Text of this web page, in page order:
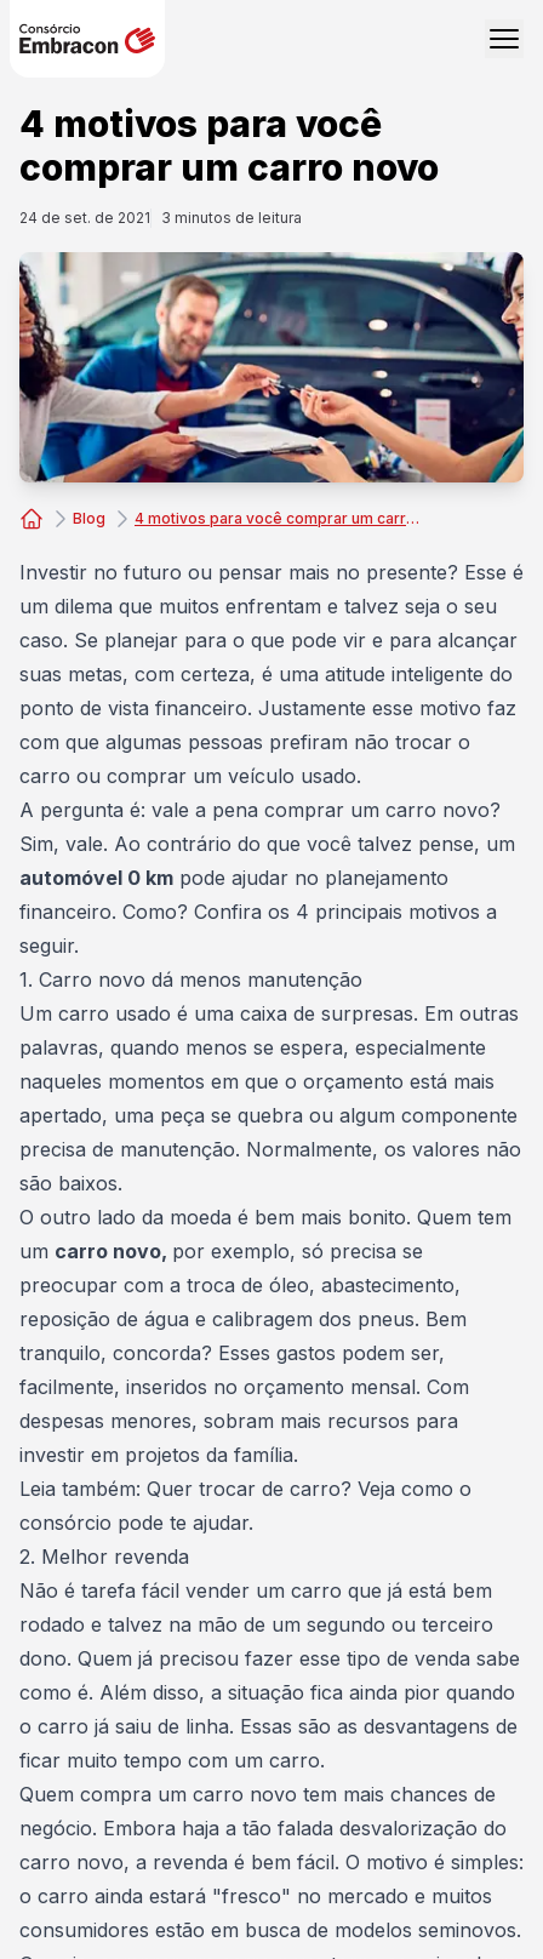
4 motivos para você
comprar um carro novo
24 de set. de 2021 3 minutos de leitura
Blog 4 motivos para você comprar um carro novo
Investir no futuro ou pensar mais no presente? Esse é
um dilema que muitos enfrentam e talvez seja o seu
caso. Se planejar para o que pode vir e para alcançar
suas metas, com certeza, é uma atitude inteligente do
ponto de vista financeiro. Justamente esse motivo faz
com que algumas pessoas prefiram não trocar o
carro ou comprar um veículo usado.
A pergunta é: vale a pena comprar um carro novo?
Sim, vale. Ao contrário do que você talvez pense, um
automóvel 0 km pode ajudar no planejamento
financeiro. Como? Confira os 4 principais motivos a
seguir.
1. Carro novo dá menos manutenção
Um carro usado é uma caixa de surpresas. Em outras
palavras, quando menos se espera, especialmente
naqueles momentos em que o orçamento está mais
apertado, uma peça se quebra ou algum componente
precisa de manutenção. Normalmente, os valores não
são baixos.
O outro lado da moeda é bem mais bonito. Quem tem
um carro novo, por exemplo, só precisa se
preocupar com a troca de óleo, abastecimento,
reposição de água e calibragem dos pneus. Bem
tranquilo, concorda? Esses gastos podem ser,
facilmente, inseridos no orçamento mensal. Com
despesas menores, sobram mais recursos para
investir em projetos da família.
Leia também: Quer trocar de carro? Veja como o
consórcio pode te ajudar.
2. Melhor revenda
Não é tarefa fácil vender um carro que já está bem
rodado e talvez na mão de um segundo ou terceiro
dono. Quem já precisou fazer esse tipo de venda sabe
como é. Além disso, a situação fica ainda pior quando
o carro já saiu de linha. Essas são as desvantagens de
ficar muito tempo com um carro.
Quem compra um carro novo tem mais chances de
negócio. Embora haja a tão falada desvalorização do
carro novo, a revenda é bem fácil. O motivo é simples:
o carro ainda estará "fresco" no mercado e muitos
consumidores estão em busca de modelos seminovos.